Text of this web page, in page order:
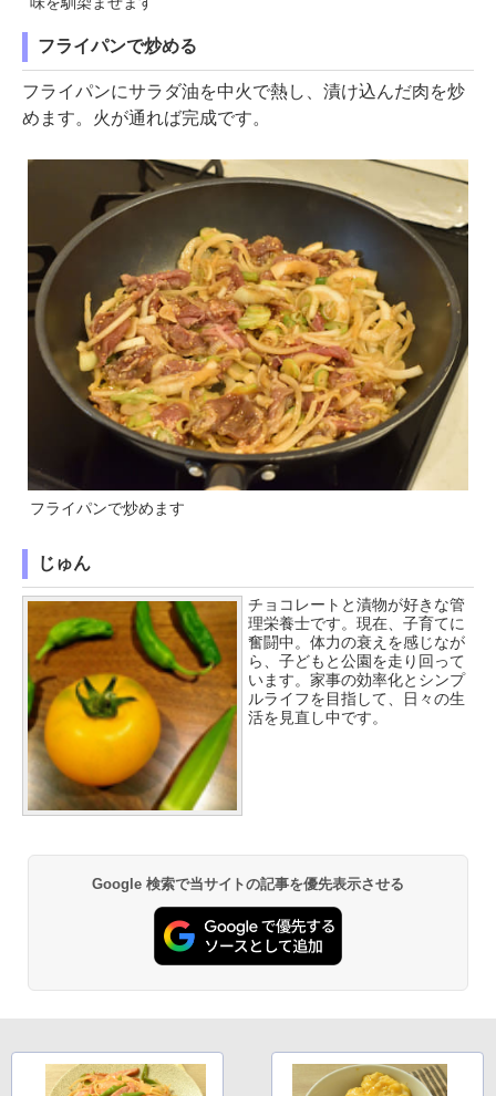
フライパンで炒める
フライパンにサラダ油を中火で熱し、漬け込んだ肉を炒
めます。火が通れば完成です。
フライパンで炒めます
じゅん
チョコレートと漬物が好きな管
理栄養士です。現在、子育てに
奮闘中。体力の衰えを感じなが
ら、子どもと公園を走り回って
います。家事の効率化とシンプ
ルライフを目指して、日々の生
活を見直し中です。
Google 検索で当サイトの記事を優先表示させる